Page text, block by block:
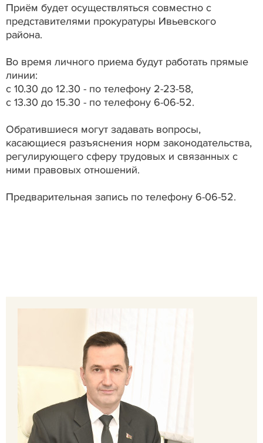
Приём будет осуществляться совместно с
представителями прокуратуры Ивьевского
района.
Во время личного приема будут работать прямые
линии:
с 10.30 до 12.30 - по телефону 2-23-58,
с 13.30 до 15.30 - по телефону 6-06-52.
Обратившиеся могут задавать вопросы,
касающиеся разъяснения норм законодательства,
регулирующего сферу трудовых и связанных с
ними правовых отношений.
Предварительная запись по телефону 6-06-52.